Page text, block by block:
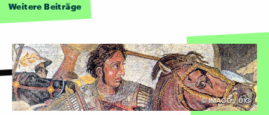
Weitere Beiträge
©IMAGO / UIG